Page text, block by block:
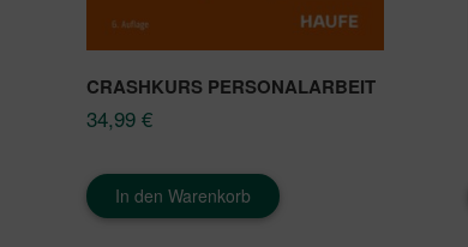
CRASHKURS PERSONALARBEIT
34,99 €
In den Warenkorb